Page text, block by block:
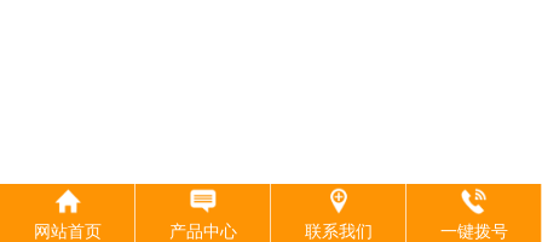
网站首页 产品中心 联系我们 一键拨号